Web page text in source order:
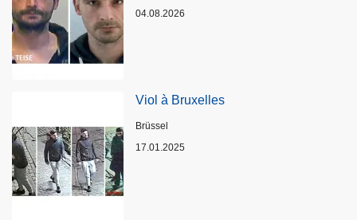
04.08.2026
Viol à Bruxelles
Standort
Brüssel
17.01.2025